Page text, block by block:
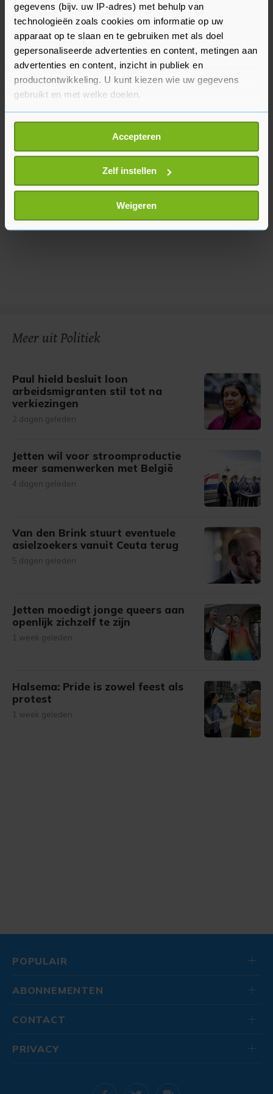
gegevens (bijv. uw IP-adres) met behulp van
technologieën zoals cookies om informatie op uw
apparaat op te slaan en te gebruiken met als doel
gepersonaliseerde advertenties en content, metingen aan
advertenties en content, inzicht in publiek en
productontwikkeling. U kunt kiezen wie uw gegevens
gebruikt en met welke doelen.
Als u het toestaat, willen we ook graag:
Informatie verzamelen over uw geografische
locatie, die tot een paar meter nauwkeurig kan zijn
Uw apparaat identificeren door het actief te
scannen op specifieke eigenschappen (fingerprinting)
Lees meer over hoe uw persoonlijke gegevens worden
verwerkt en stel uw voorkeuren in het
U kunt uw toestemming op elk moment wijzigen of
Accepteren
Zelf instellen
Weigeren
PVV, VVD en BBB hebben samen dertig zetels in
de senaat. Voor een meerderheid zijn er nog acht
nodig. D66, CDA en JA21 hebben samen veertien
zetels.
Meer uit Politiek
Paul hield besluit loon
arbeidsmigranten stil tot na
verkiezingen
2 dagen geleden
Jetten wil voor stroomproductie
meer samenwerken met België
4 dagen geleden
Van den Brink stuurt eventuele
asielzoekers vanuit Ceuta terug
5 dagen geleden
Jetten moedigt jonge queers aan
openlijk zichzelf te zijn
1 week geleden
Halsema: Pride is zowel feest als
protest
1 week geleden
POPULAIR
ABONNEMENTEN
CONTACT
PRIVACY